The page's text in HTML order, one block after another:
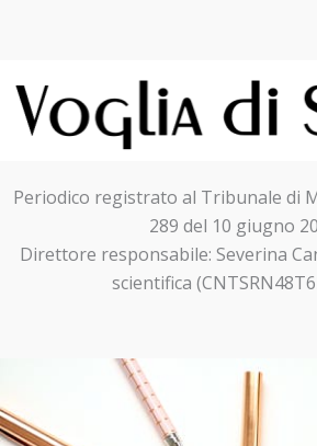
Periodico registrato al Tribunale di
289 del 10 giugno
Direttore responsabile: Severina
scientifica